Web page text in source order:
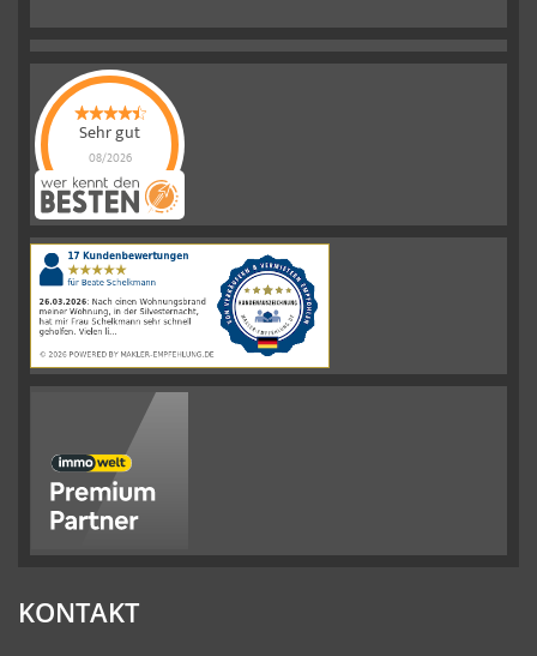
Sehr gut
08/2026
Schelkmann
Immobilienhat
|110Schelkmann
ImmobilienBewertungen
auf
werkenntdenBESTEN.de
KONTAKT